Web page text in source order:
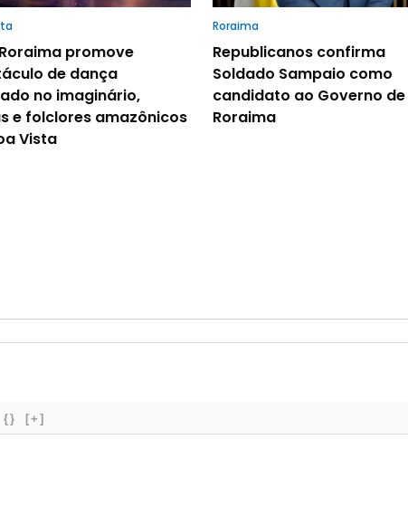
promove
de dança
no imaginário,
e folclores amazônicos
Vista
Roraima
Republicanos confirma
Soldado Sampaio como
candidato ao Governo de
Roraima
{} [+]